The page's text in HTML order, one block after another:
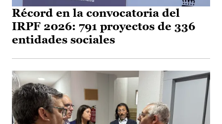
Récord en la convocatoria del
IRPF 2026: 791 proyectos de 336
entidades sociales